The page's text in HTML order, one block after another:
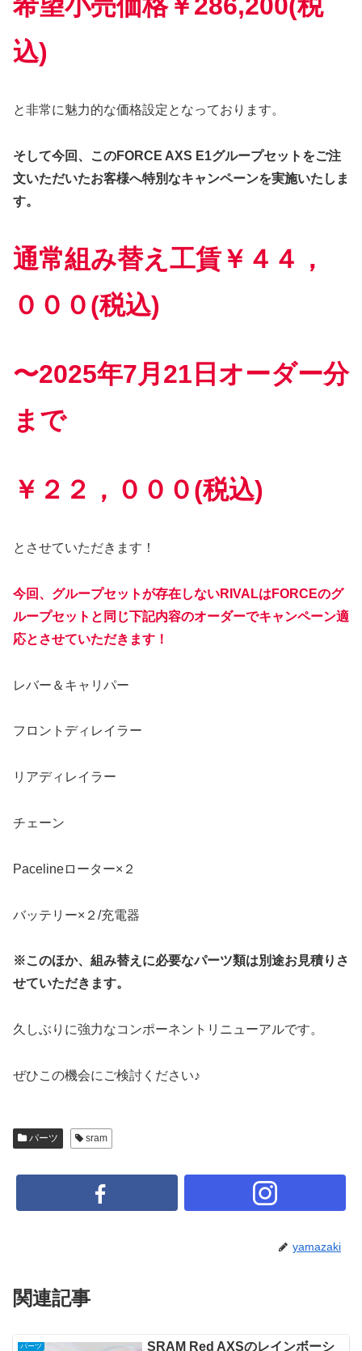
希望小売価格￥286,200(税
込)
と非常に魅力的な価格設定となっております。
そして今回、このFORCE AXS E1グループセットをご注
文いただいたお客様へ特別なキャンペーンを実施いたしま
す。
通常組み替え工賃￥４４，
０００(税込)
〜2025年7月21日オーダー分
まで
￥２２，０００(税込)
とさせていただきます！
今回、グループセットが存在しないRIVALはFORCEのグ
ループセットと同じ下記内容のオーダーでキャンペーン適
応とさせていただきます！
レバー＆キャリパー
フロントディレイラー
リアディレイラー
チェーン
Pacelineローター×２
バッテリー×２/充電器
※このほか、組み替えに必要なパーツ類は別途お見積りさ
せていただきます。
久しぶりに強力なコンポーネントリニューアルです。
ぜひこの機会にご検討ください♪
パーツ sram
yamazaki
関連記事
パーツ
SRAM Red AXSのレインボーシ